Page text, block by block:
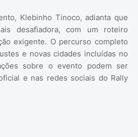
Klebinho Tinoco, adianta que
desafiadora, com um roteiro
exigente. O percurso completo
e novas cidades incluídas no
sobre o evento podem ser
e nas redes sociais do Rally